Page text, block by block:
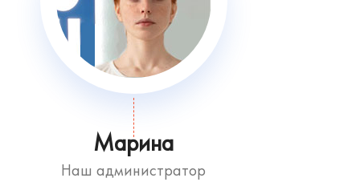
Марина
Наш администратор